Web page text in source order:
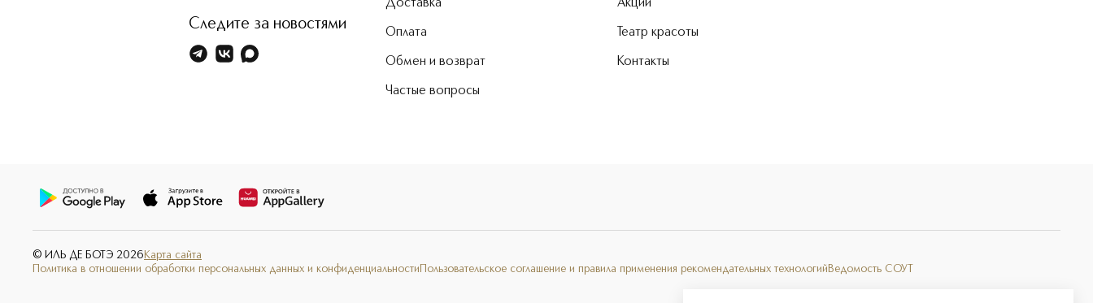
Следите за новостями
Доставка
Оплата
Обмен и возврат
Частые вопросы
Акции
Театр красоты
Контакты
© ИЛЬ ДЕ БОТЭ 2026 Карта сайта
Политика в отношении обработки персональных данных и конфиденциальности Пользовательское соглашение и правила применения рекомендательных технологий Ведомость СОУТ